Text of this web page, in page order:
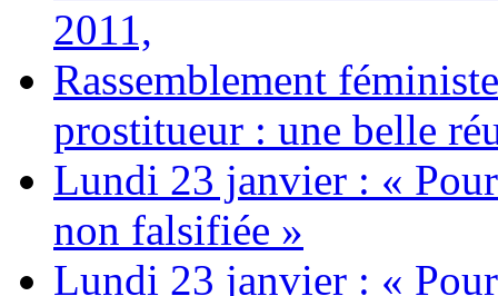
2011,
Rassemblement
prostitueur : une belle
Lundi 23 janvier : «
non falsifiée »
Lundi 23 janvier : «